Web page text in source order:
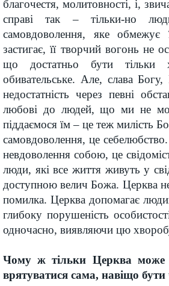
благочестя, молитовності, і,
справі так – тільки-но
самовдоволення, яке обмежує
застигає, її творчий вогонь не
що достатньо бути
обивательське. Але, слава
недостатність через певні
любові до людей, що ми не
піддаємося їм – це теж милість
самовдоволення, це
невдово­лення собою, це
люди, які все життя жи­вуть у
доступною велич Божа. Церква
помилка. Церква допомагає
глибоку пору­шеність
одночасно, виявляючи цю
Чому ж тільки Церква
вряту­ватися сама, навіщо